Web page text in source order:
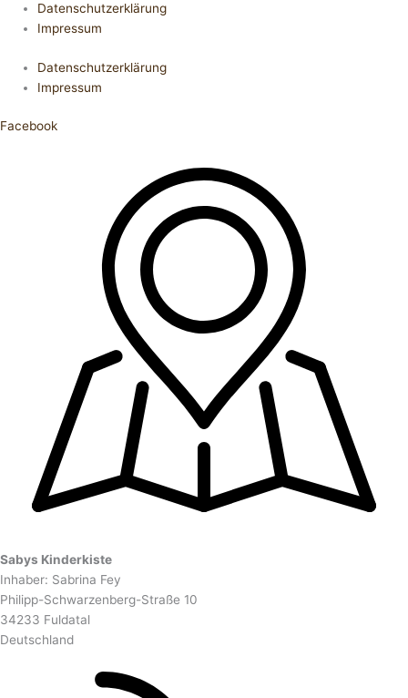
Datenschutzerklärung
Impressum
Datenschutzerklärung
Impressum
Facebook
Sabys Kinderkiste
Inhaber: Sabrina Fey
Philipp-Schwarzenberg-Straße 10
34233 Fuldatal
Deutschland